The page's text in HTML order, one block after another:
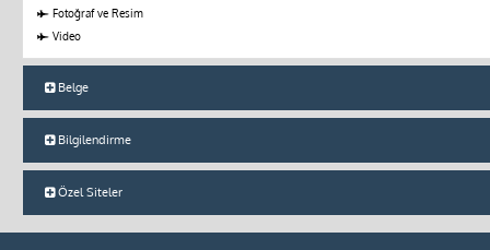
Fotoğraf ve Resim
Video
Belge
Bilgilendirme
Özel Siteler